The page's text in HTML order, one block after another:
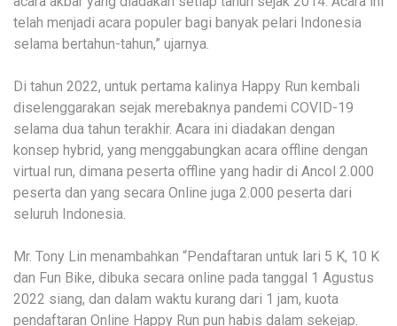
telah menjadi acara populer bagi banyak pelari Indonesia
selama bertahun-tahun,” ujarnya.
Di tahun 2022, untuk pertama kalinya Happy Run kembali
diselenggarakan sejak merebaknya pandemi COVID-19
selama dua tahun terakhir. Acara ini diadakan dengan
konsep hybrid, yang menggabungkan acara offline dengan
virtual run, dimana peserta offline yang hadir di Ancol 2.000
peserta dan yang secara Online juga 2.000 peserta dari
seluruh Indonesia.
Mr. Tony Lin menambahkan “Pendaftaran untuk lari 5 K, 10 K
dan Fun Bike, dibuka secara online pada tanggal 1 Agustus
2022 siang, dan dalam waktu kurang dari 1 jam, kuota
pendaftaran Online Happy Run pun habis dalam sekejap.